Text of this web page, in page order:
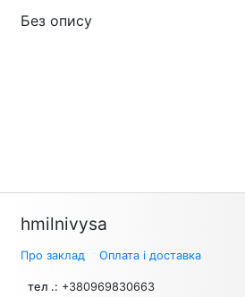
Без опису
Про заклад Оплата і доставка
hmilnivysa
тел .: +380969830663